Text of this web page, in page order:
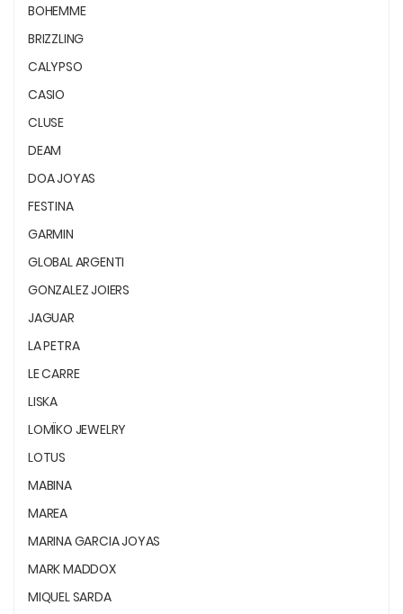
BOHEMME
BRIZZLING
CALYPSO
CASIO
CLUSE
DEAM
DOA JOYAS
FESTINA
GARMIN
GLOBAL ARGENTI
GONZALEZ JOIERS
JAGUAR
LA PETRA
LE CARRE
LISKA
LOMÏKO JEWELRY
LOTUS
MABINA
MAREA
MARINA GARCIA JOYAS
MARK MADDOX
MIQUEL SARDA